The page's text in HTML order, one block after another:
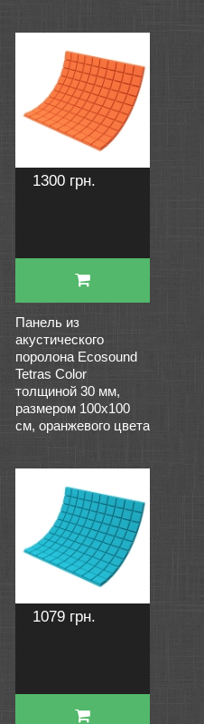
1300 грн.
Панель из
акустического
поролона Ecosound
Tetras Color
толщиной 30 мм,
размером 100х100
см, оранжевого цвета
1079 грн.